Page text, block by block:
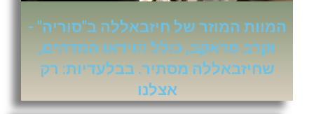
המוות המוזר של חיזבאללה ב"סוריה" -
וקרב סראקב, כולל הוידאו המדהים,
שחיזבאללה מסתיר. בבלעדיות: רק
אצלנו